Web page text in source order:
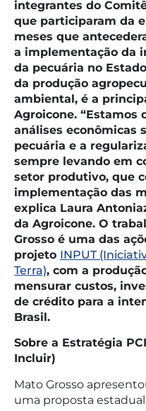
integrantes do
que participaram da
meses que
a implementação da
da pecuária no
da produção
ambiental, é a
Agroicone. “Estamos
análises econômicas
pecuária e a
sempre levando em
setor produtivo, que
implementação das
explica Laura
da Agroicone. O
Grosso é uma das
projeto INPUT
Terra), com a
mensurar custos,
de crédito para a
Brasil.
Sobre a Estratégia
Incluir)
Mato Grosso
uma proposta